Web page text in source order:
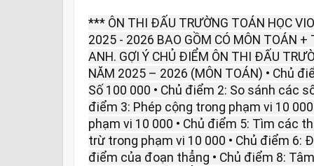
*** ÔN THI ĐẤU TRƯỜNG TOÁN HỌC
2025 - 2026 BAO GỒM CÓ MÔN TOÁN +
ANH. GỢI Ý CHỦ ĐIỂM ÔN THI ĐẤU
NĂM 2025 – 2026 (MÔN TOÁN) • Chủ
Số 100 000 • Chủ điểm 2: So sánh các
điểm 3: Phép cộng trong phạm vi 10
phạm vi 10 000 • Chủ điểm 5: Tìm các
trừ trong phạm vi 10 000 • Chủ điểm 6:
điểm của đoạn thẳng • Chủ điểm 8: